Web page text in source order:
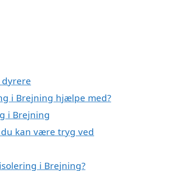
i Brejning hjælpe med?
i Brejning
kan være tryg ved
i Brejning?